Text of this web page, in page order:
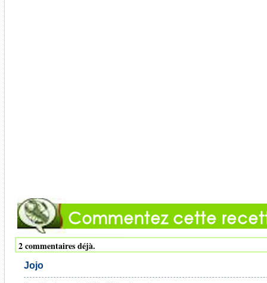
2 commentaires déjà.
Jojo